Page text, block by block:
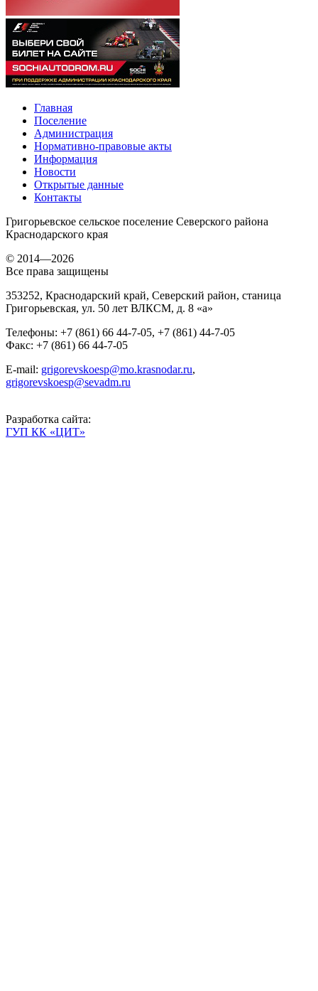
Главная
Поселение
Администрация
Нормативно-правовые акты
Информация
Новости
Открытые данные
Контакты
Григорьевское сельское поселение Северского района
Краснодарского края
© 2014—2026
Все права защищены
353252, Краснодарский край, Северский район, станица
Григорьевская, ул. 50 лет ВЛКСМ, д. 8 «а»
Телефоны: +7 (861) 66 44-7-05, +7 (861) 44-7-05
Факс: +7 (861) 66 44-7-05
E-mail: grigorevskoesp@mo.krasnodar.ru,
grigorevskoesp@sevadm.ru
Разработка сайта:
ГУП КК «ЦИТ»